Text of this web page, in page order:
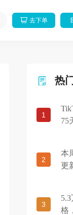
去下单
热
1
75
2
本
更
3
格